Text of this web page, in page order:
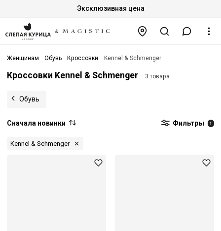
Эксклюзивная цена
Женщинам Обувь Кроссовки Kennel & Schmenger
Кроссовки Kennel & Schmenger 3 товара
Обувь
Сначала новинки Фильтры 1
Kennel & Schmenger